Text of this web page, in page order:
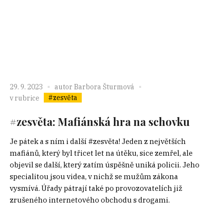
29. 9. 2023 autor Barbora Šturmová
v rubrice
#zesvěta
#zesvěta: Mafiánská hra na schovku
Je pátek a s ním i další #zesvěta! Jeden z největších
mafiánů, který byl třicet let na útěku, sice zemřel, ale
objevil se další, který zatím úspěšně uniká policii. Jeho
specialitou jsou videa, v nichž se mužům zákona
vysmívá. Úřady pátrají také po provozovatelích již
zrušeného internetového obchodu s drogami.